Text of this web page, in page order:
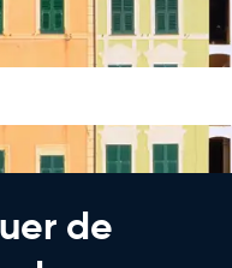
de